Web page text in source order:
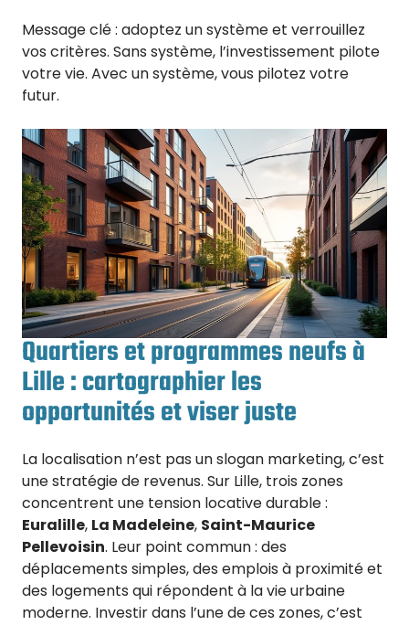
Message clé : adoptez un système et verrouillez
vos critères. Sans système, l’investissement pilote
votre vie. Avec un système, vous pilotez votre
futur.
Quartiers et programmes neufs à
Lille : cartographier les
opportunités et viser juste
La localisation n’est pas un slogan marketing, c’est
une stratégie de revenus. Sur Lille, trois zones
concentrent une tension locative durable :
Euralille, La Madeleine, Saint-Maurice
Pellevoisin. Leur point commun : des
déplacements simples, des emplois à proximité et
des logements qui répondent à la vie urbaine
moderne. Investir dans l’une de ces zones, c’est